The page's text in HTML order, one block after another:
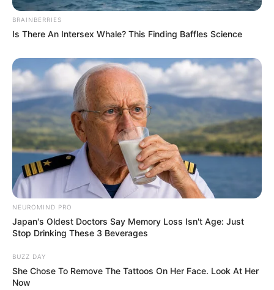
BRAINBERRIES
Is There An Intersex Whale? This Finding Baffles Science
NEUROMIND PRO
Japan's Oldest Doctors Say Memory Loss Isn't Age: Just
Stop Drinking These 3 Beverages
BUZZ DAY
She Chose To Remove The Tattoos On Her Face. Look At Her
Now